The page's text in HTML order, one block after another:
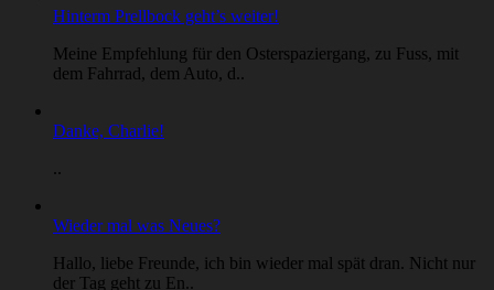
Hinterm Prellbock geht’s weiter!
Meine Empfehlung für den Osterspaziergang, zu Fuss, mit
dem Fahrrad, dem Auto, d..
Danke, Charlie!
..
Wieder mal was Neues?
Hallo, liebe Freunde, ich bin wieder mal spät dran. Nicht nur
der Tag geht zu En..